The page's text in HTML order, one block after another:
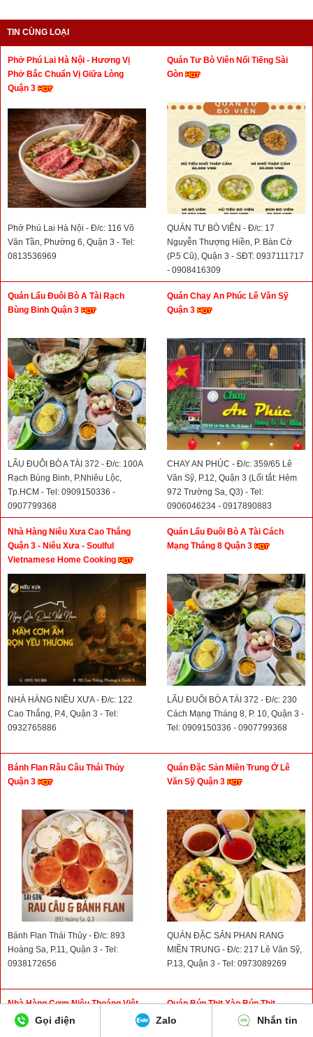
TIN CÙNG LOẠI
Phở Phú Lai Hà Nội - Hương Vị
Phở Bắc Chuẩn Vị Giữa Lòng
Quận 3
Phở Phú Lai Hà Nội - Đ/c: 116 Võ
Văn Tần, Phường 6, Quận 3 - Tel:
0813536969
Quán Tư Bò Viên Nổi Tiếng Sài
Gòn
QUÁN TƯ BÒ VIÊN - Đ/c: 17
Nguyễn Thượng Hiền, P. Bàn Cờ
(P.5 Cũ), Quận 3 - SĐT: 0937111717
- 0908416309
Quán Lẩu Đuôi Bò A Tài Rạch
Bùng Binh Quận 3
LẨU ĐUÔI BÒ A TÀI 372 - Đ/c: 100A
Rạch Bùng Binh, P.Nhiêu Lộc,
Tp.HCM - Tel: 0909150336 -
0907799368
Quán Chay An Phúc Lê Văn Sỹ
Quận 3
CHAY AN PHÚC - Đ/c: 359/65 Lê
Văn Sỹ, P.12, Quận 3 (Lối tắt: Hẻm
972 Trường Sa, Q3) - Tel:
0906046234 - 0917890883
Nhà Hàng Niêu Xưa Cao Thắng
Quận 3 - Niêu Xưa - Soulful
Vietnamese Home Cooking
NHÀ HÀNG NIÊU XƯA - Đ/c: 122
Cao Thắng, P.4, Quận 3 - Tel:
0932765886
Quán Lẩu Đuôi Bò A Tài Cách
Mạng Tháng 8 Quận 3
LẨU ĐUÔI BÒ A TÀI 372 - Đ/c: 230
Cách Mạng Tháng 8, P. 10, Quận 3 -
Tel: 0909150336 - 0907799368
Bánh Flan Râu Câu Thái Thủy
Quận 3
Bánh Flan Thái Thủy - Đ/c: 893
Hoàng Sa, P.11, Quận 3 - Tel:
0938172656
Quán Đặc Sản Miền Trung Ở Lê
Văn Sỹ Quận 3
QUÁN ĐẶC SẢN PHAN RANG
MIỀN TRUNG - Đ/c: 217 Lê Văn Sỹ,
P.13, Quận 3 - Tel: 0973089269
Nhà Hàng Cơm Niêu Thoáng Việt
Cao Thắng Quận 3
Quán Bún Thịt Xào Bún Thịt
Nướng Út Thu Quận 3
Gọi điện Zalo Nhắn tin